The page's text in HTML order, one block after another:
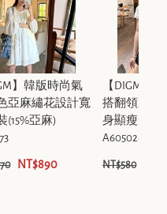
】韓版時尚氣
亞麻繡花設計寬
(15%亞麻)
NT$890
【DIGM】
搭翻領刺繡
身顯瘦短袖
A60502-1
NT$580